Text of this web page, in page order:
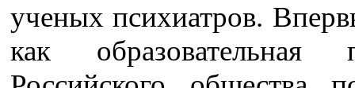
ученых психиатров.
как образовательная